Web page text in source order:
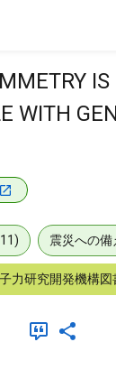
IS
WITH
震災への備
力研究開発機構